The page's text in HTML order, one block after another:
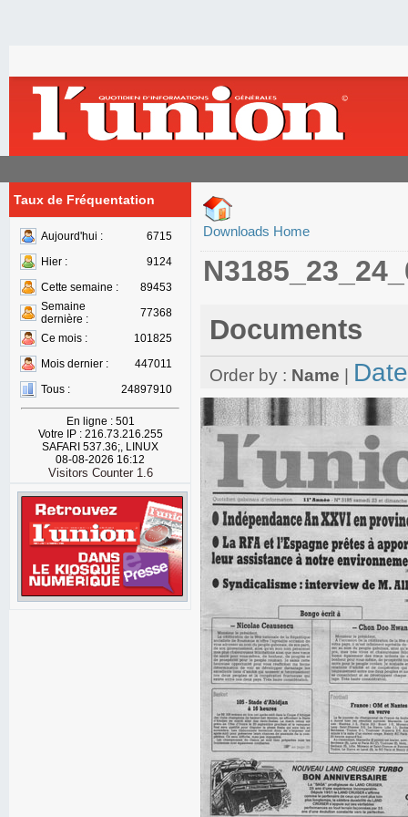
Taux de Fréquentation
Aujourd'hui :
6715
Hier :
9124
Cette semaine :
89453
Semaine
dernière :
77368
Ce mois :
101825
Mois dernier :
447011
Tous :
24897910
En ligne : 501
Votre IP : 216.73.216.255
SAFARI 537.36;, LINUX
08-08-2026 16:12
Visitors Counter 1.6
Downloads Home
Documents
Order by : Name Date